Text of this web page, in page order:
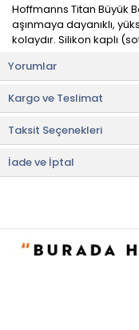
Hoffmanns Titan Büyük
aşınmaya dayanıklı,
kolaydır. Silikon kaplı
Muadillerine göre daha
dostudur. Tek elle
kademeli ayarlanabilir
360 °C rahat manevra
Kullanım ve Bakım
Bu fiyat
Evidea tarafından
Yorumlar
Kargo ve Teslimat
Taksit Seçenekleri
İade ve İptal